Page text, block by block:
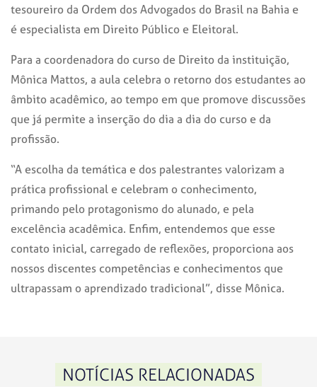
tesoureiro da Ordem dos Advogados do Brasil na Bahia e
é especialista em Direito Público e Eleitoral.
Para a coordenadora do curso de Direito da instituição,
Mônica Mattos, a aula celebra o retorno dos estudantes ao
âmbito acadêmico, ao tempo em que promove discussões
que já permite a inserção do dia a dia do curso e da
profissão.
“A escolha da temática e dos palestrantes valorizam a
prática profissional e celebram o conhecimento,
primando pelo protagonismo do alunado, e pela
excelência acadêmica. Enfim, entendemos que esse
contato inicial, carregado de reflexões, proporciona aos
nossos discentes competências e conhecimentos que
ultrapassam o aprendizado tradicional”, disse Mônica.
NOTÍCIAS RELACIONADAS